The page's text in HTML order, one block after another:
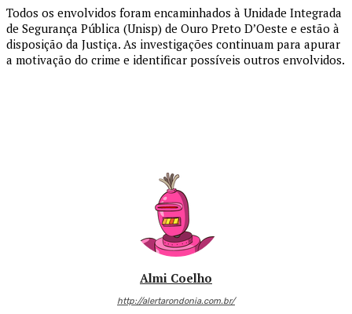
Todos os envolvidos foram encaminhados à Unidade Integrada
de Segurança Pública (Unisp) de Ouro Preto D’Oeste e estão à
disposição da Justiça. As investigações continuam para apurar
a motivação do crime e identificar possíveis outros envolvidos.
Almi Coelho
http://alertarondonia.com.br/